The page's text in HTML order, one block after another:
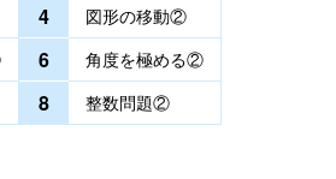
4 図形の移動②
6 角度を極める②
8 整数問題②